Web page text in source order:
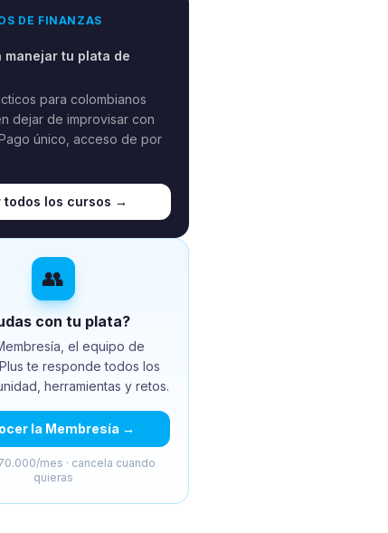
DE FINANZAS
manejar tu plata de
para colombianos
dejar de improvisar con
único, acceso de por
todos los cursos →
👥
con tu plata?
el equipo de
te responde todos los
herramientas y retos.
la Membresía →
mes · cancela cuando
quieras